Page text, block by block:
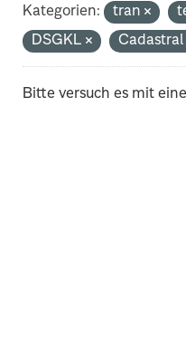
Kategorien:
tran
DSGKL
Bitte versuch es mit